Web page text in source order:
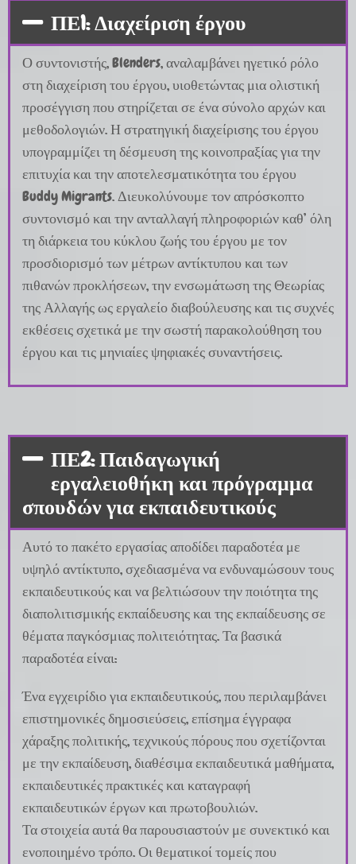
ΠΕ1: Διαχείριση έργου
Ο συντονιστής, Blenders, αναλαμβάνει ηγετικό ρόλο
στη διαχείριση του έργου, υιοθετώντας μια ολιστική
προσέγγιση που στηρίζεται σε ένα σύνολο αρχών και
μεθοδολογιών. Η στρατηγική διαχείρισης του έργου
υπογραμμίζει τη δέσμευση της κοινοπραξίας για την
επιτυχία και την αποτελεσματικότητα του έργου
Buddy Migrants. Διευκολύνουμε τον απρόσκοπτο
συντονισμό και την ανταλλαγή πληροφοριών καθ’ όλη
τη διάρκεια του κύκλου ζωής του έργου με τον
προσδιορισμό των μέτρων αντίκτυπου και των
πιθανών προκλήσεων, την ενσωμάτωση της Θεωρίας
της Αλλαγής ως εργαλείο διαβούλευσης και τις συχνές
εκθέσεις σχετικά με την σωστή παρακολούθηση του
έργου και τις μηνιαίες ψηφιακές συναντήσεις.
ΠΕ2: Παιδαγωγική
εργαλειοθήκη και πρόγραμμα
σπουδών για εκπαιδευτικούς
Αυτό το πακέτο εργασίας αποδίδει παραδοτέα με
υψηλό αντίκτυπο, σχεδιασμένα να ενδυναμώσουν τους
εκπαιδευτικούς και να βελτιώσουν την ποιότητα της
διαπολιτισμικής εκπαίδευσης και της εκπαίδευσης σε
θέματα παγκόσμιας πολιτειότητας. Τα βασικά
παραδοτέα είναι:
Ένα εγχειρίδιο για εκπαιδευτικούς, που περιλαμβάνει
επιστημονικές δημοσιεύσεις, επίσημα έγγραφα
χάραξης πολιτικής, τεχνικούς πόρους που σχετίζονται
με την εκπαίδευση, διαθέσιμα εκπαιδευτικά μαθήματα,
εκπαιδευτικές πρακτικές και καταγραφή
εκπαιδευτικών έργων και πρωτοβουλιών.
Τα στοιχεία αυτά θα παρουσιαστούν με συνεκτικό και
ενοποιημένο τρόπο. Οι θεματικοί τομείς που